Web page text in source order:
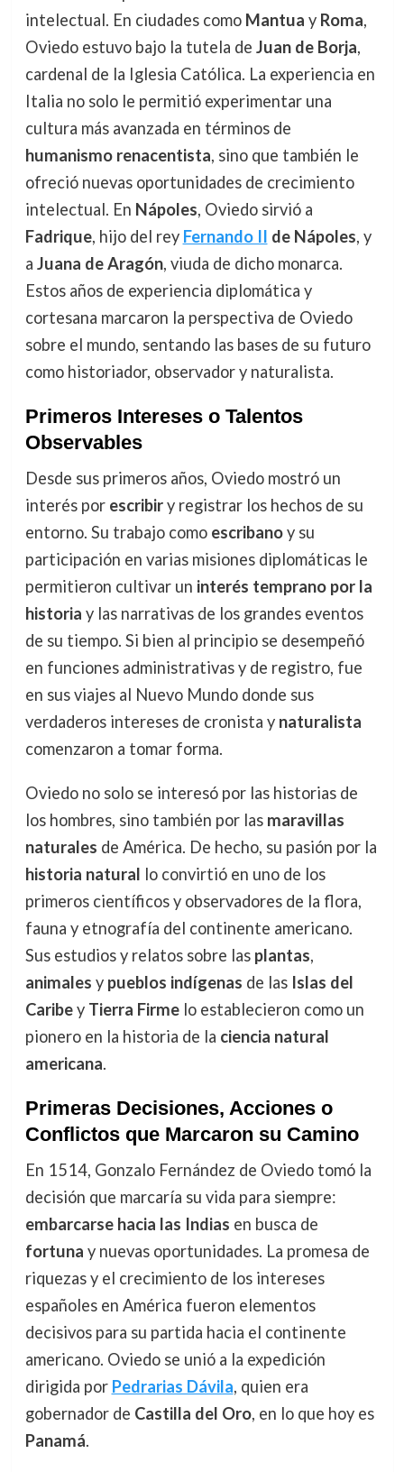
intelectual. En ciudades como Mantua y Roma,
Oviedo estuvo bajo la tutela de Juan de Borja,
cardenal de la Iglesia Católica. La experiencia en
Italia no solo le permitió experimentar una
cultura más avanzada en términos de
humanismo renacentista, sino que también le
ofreció nuevas oportunidades de crecimiento
intelectual. En Nápoles, Oviedo sirvió a
Fadrique, hijo del rey Fernando II de Nápoles, y
a Juana de Aragón, viuda de dicho monarca.
Estos años de experiencia diplomática y
cortesana marcaron la perspectiva de Oviedo
sobre el mundo, sentando las bases de su futuro
como historiador, observador y naturalista.
Primeros Intereses o Talentos
Observables
Desde sus primeros años, Oviedo mostró un
interés por escribiry registrar los hechos de su
entorno. Su trabajo como escribanoy su
participación en varias misiones diplomáticas le
permitieron cultivar un interés temprano por la
historia y las narrativas de los grandes eventos
de su tiempo. Si bien al principio se desempeñó
en funciones administrativas y de registro, fue
en sus viajes al Nuevo Mundo donde sus
verdaderos intereses de cronista y naturalista
comenzaron a tomar forma.
Oviedo no solo se interesó por las historias de
los hombres, sino también por las maravillas
naturales de América. De hecho, su pasión por la
historia natural lo convirtió en uno de los
primeros científicos y observadores de la flora,
fauna y etnografía del continente americano.
Sus estudios y relatos sobre las plantas,
animales y pueblos indígenas de las Islas del
Caribey Tierra Firmelo establecieron como un
pionero en la historia de la ciencia natural
americana.
Primeras Decisiones, Acciones o
Conflictos que Marcaron su Camino
En 1514, Gonzalo Fernández de Oviedo tomó la
decisión que marcaría su vida para siempre:
embarcarse hacia las Indias en busca de
fortuna y nuevas oportunidades. La promesa de
riquezas y el crecimiento de los intereses
españoles en América fueron elementos
decisivos para su partida hacia el continente
americano. Oviedo se unió a la expedición
dirigida por Pedrarias Dávila, quien era
gobernador de Castilla del Oro, en lo que hoy es
Panamá.